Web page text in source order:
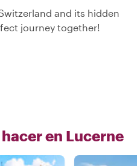
and its hidden
journey together!
en Lucerne